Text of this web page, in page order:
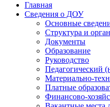
Главная
Сведения о ДОУ
Основные
Структура и
Документы
Образование
Руководство
Педагогический
Материально-
Платные
Финансово-